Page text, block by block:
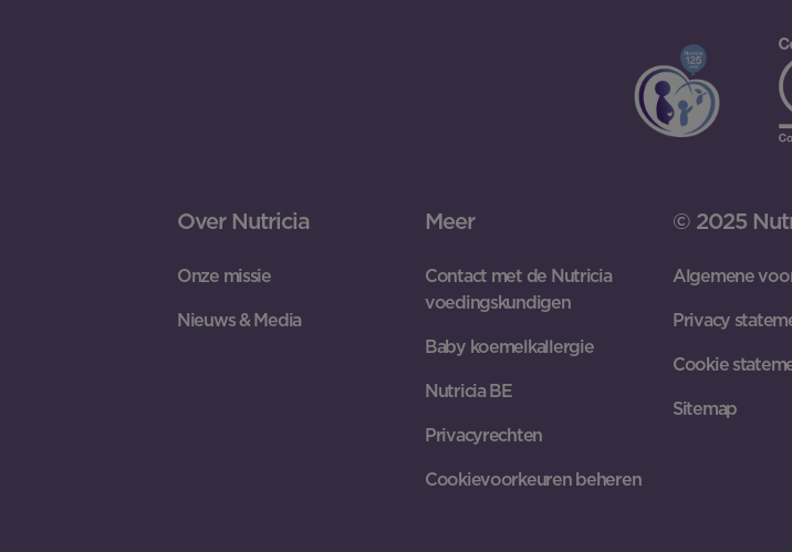
Over Nutricia
Onze missie
Nieuws & Media
Meer
Contact met de Nutricia
voedingskundigen
Baby koemelkallergie
Nutricia BE
Privacyrechten
Cookievoorkeuren beheren
© 2025
Algemene
Privacy
Cookie
Sitemap